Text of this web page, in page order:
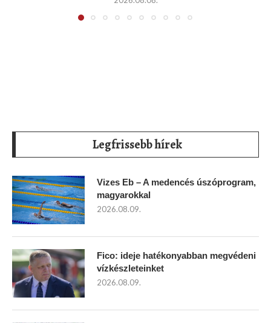
Legfrissebb hírek
Vizes Eb – A medencés úszóprogram,
magyarokkal
2026.08.09.
Fico: ideje hatékonyabban megvédeni
vízkészleteinket
2026.08.09.